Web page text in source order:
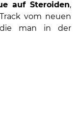
auf Steroiden,
vom neuen
man in der